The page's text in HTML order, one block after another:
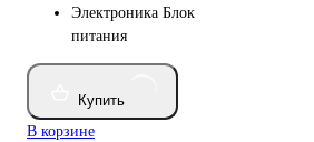
Электроника Блок
питания
Купить
В корзине